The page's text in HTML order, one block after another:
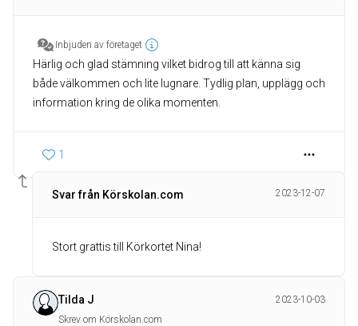
Inbjuden av företaget
Härlig och glad stämning vilket bidrog till att känna sig
både välkommen och lite lugnare. Tydlig plan, upplägg och
information kring de olika momenten.
1
Svar från Körskolan.com 2023-12-07
Stort grattis till Körkortet Nina!
Tilda J
2023-10-03
Skrev om Körskolan.com